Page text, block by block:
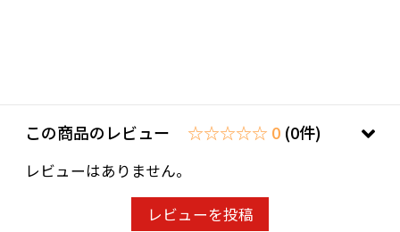
この商品のレビュー ☆☆☆☆☆ 0 (0件)
レビューはありません。
レビューを投稿